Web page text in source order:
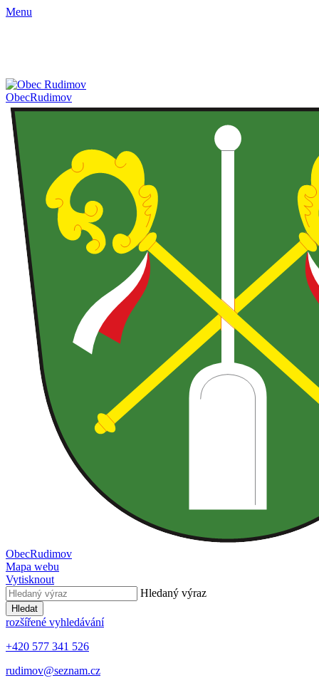
Menu
ObecRudimov
ObecRudimov
Mapa webu
Vytisknout
Hledaný výraz
Hledat
rozšířené vyhledávání
+420 577 341 526
rudimov@seznam.cz